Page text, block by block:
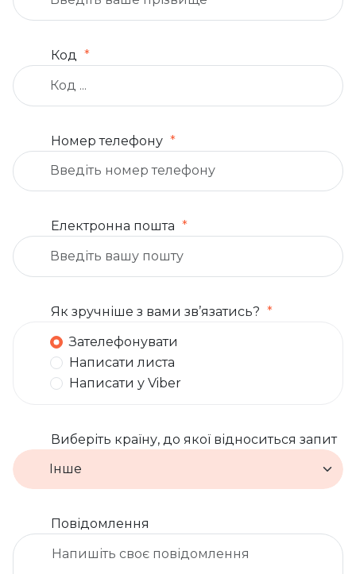
Код
Номер телефону
Електронна пошта
Як зручніше з вами зв’язатись?
Зателефонувати
Написати листа
Написати у Viber
Виберіть країну, до якої відноситься запит
Повідомлення